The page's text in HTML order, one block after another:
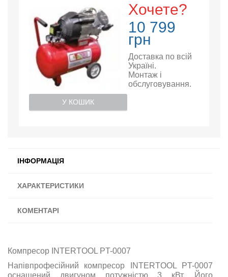
Хочете?
10 799
грн
Доставка по всій
Україні.
Монтаж і
обслуговування.
У КОШИК
ІНФОРМАЦІЯ
ХАРАКТЕРИСТИКИ
КОМЕНТАРІ
Компресор INTERTOOL PT-0007
Напівпрофесійний компресор INTERTOOL PT-0007
оснащений двигуном потужністю 3 кВт. Його